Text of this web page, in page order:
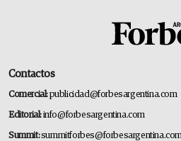
Contactos
Comercial:publicidad@forbesargentina.com
Editorial:info@forbesargentina.com
Summit: